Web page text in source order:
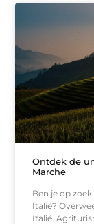
Ontdek de
Marche
Ben je op
Italië?
Italië.